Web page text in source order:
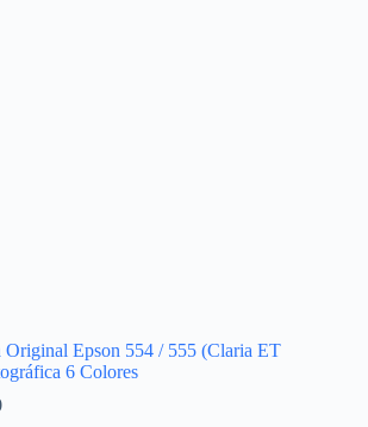
Original Epson 554 / 555 (Claria ET
6 Colores
Rango